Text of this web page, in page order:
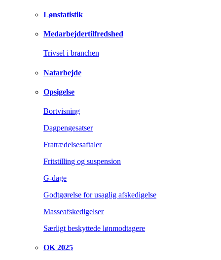
Lønstatistik
Medarbejdertilfredshed
Trivsel i branchen
Natarbejde
Opsigelse
Bortvisning
Dagpengesatser
Fratrædelsesaftaler
Fritstilling og suspension
G-dage
Godtgørelse for usaglig afskedigelse
Masseafskedigelser
Særligt beskyttede lønmodtagere
OK 2025